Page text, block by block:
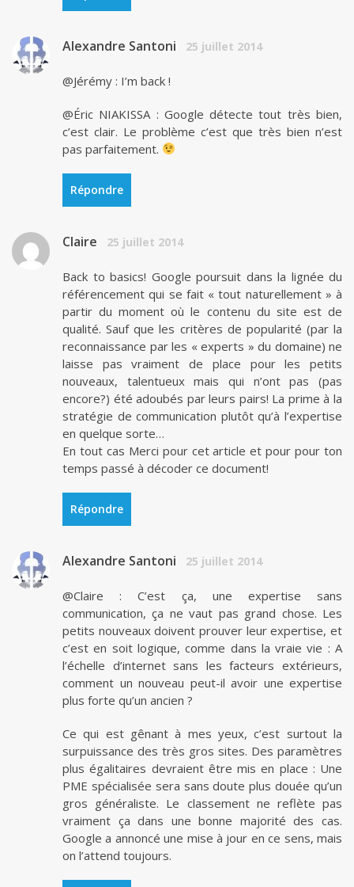
Alexandre Santoni 25 juillet 2014
@Jérémy : I’m back !
@Éric NIAKISSA : Google détecte tout très bien,
c’est clair. Le problème c’est que très bien n’est
pas parfaitement.
Répondre
Claire 25 juillet 2014
Back to basics! Google poursuit dans la lignée du
référencement qui se fait « tout naturellement » à
partir du moment où le contenu du site est de
qualité. Sauf que les critères de popularité (par la
reconnaissance par les « experts » du domaine) ne
laisse pas vraiment de place pour les petits
nouveaux, talentueux mais qui n’ont pas (pas
encore?) été adoubés par leurs pairs! La prime à la
stratégie de communication plutôt qu’à l’expertise
en quelque sorte…
En tout cas Merci pour cet article et pour pour ton
temps passé à décoder ce document!
Répondre
Alexandre Santoni 25 juillet 2014
@Claire : C’est ça, une expertise sans
communication, ça ne vaut pas grand chose. Les
petits nouveaux doivent prouver leur expertise, et
c’est en soit logique, comme dans la vraie vie : A
l’échelle d’internet sans les facteurs extérieurs,
comment un nouveau peut-il avoir une expertise
plus forte qu’un ancien ?
Ce qui est gênant à mes yeux, c’est surtout la
surpuissance des très gros sites. Des paramètres
plus égalitaires devraient être mis en place : Une
PME spécialisée sera sans doute plus douée qu’un
gros généraliste. Le classement ne reflète pas
vraiment ça dans une bonne majorité des cas.
Google a annoncé une mise à jour en ce sens, mais
on l’attend toujours.